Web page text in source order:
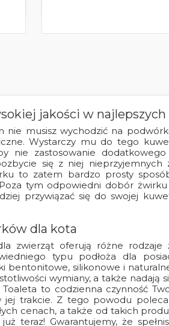
jakości w najlepszych
nie musisz wychodzić na
Wystarczy mu do tego
nie zastosowanie
się z niej nieprzyjemnych
to zatem bardzo prosty
tym odpowiedni dobór
przywiązać się do swojej
dla kota
zwierząt oferują różne
typu podłoża dla
bentonitowe, silikonowe i
wymiany, a także nadają
to codzienna czynność
jej trakcie. Z tego powodu
cenach, a także od takich
teraz! Gwarantujemy, że